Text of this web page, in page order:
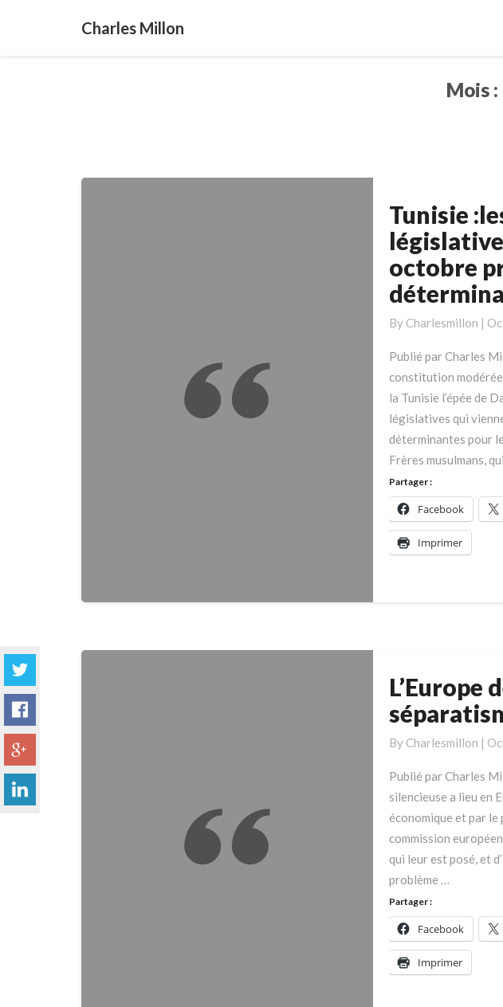
Charles Millon
Mois :
Tunisie
:les
élections
législatives
qui
le
26
octobre
prochain,
déterminantes
pour
le
pays.
Tunisie
octobre
By Charlesmillon |
Publié par Charles
constitution
la Tunisie l’épée de
législatives qui
déterminantes pour
Frères musulmans,
Partager :
Facebook
Imprimer
L’Europe
devant
les
séparatismes
le
fédéralisme
L’Europe
By Charlesmillon |
Publié par Charles
silencieuse a lieu en
économique et par
commission
qui leur est posé, et
problème …
Partager :
Facebook
Imprimer